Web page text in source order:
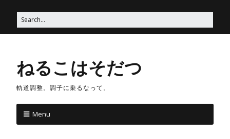
ねるこはそだつ
軌道調整。調子に乗るなって。
Menu